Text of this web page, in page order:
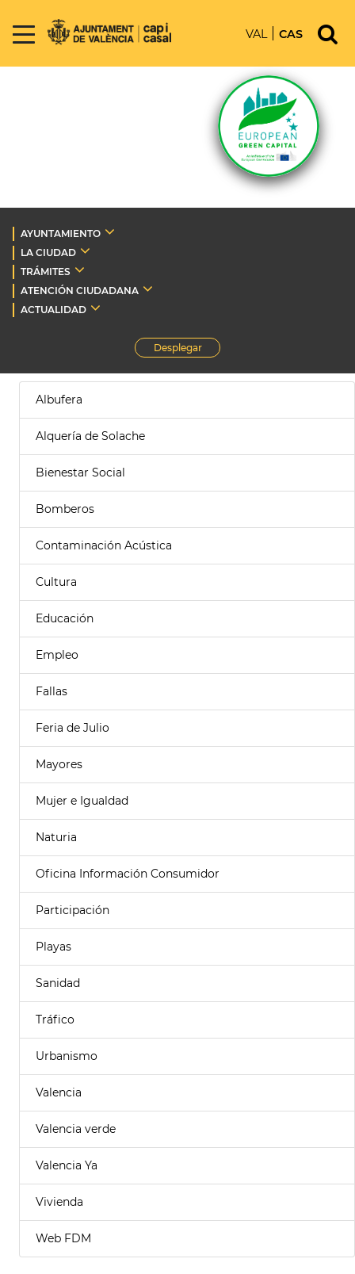
VAL CAS
AYUNTAMIENTO
LA CIUDAD
TRÁMITES
ATENCIÓN CIUDADANA
ACTUALIDAD
Desplegar
Albufera
Alquería de Solache
Bienestar Social
Bomberos
Contaminación Acústica
Cultura
Educación
Empleo
Fallas
Feria de Julio
Mayores
Mujer e Igualdad
Naturia
Oficina Información Consumidor
Participación
Playas
Sanidad
Tráfico
Urbanismo
Valencia
Valencia verde
Valencia Ya
Vivienda
Web FDM